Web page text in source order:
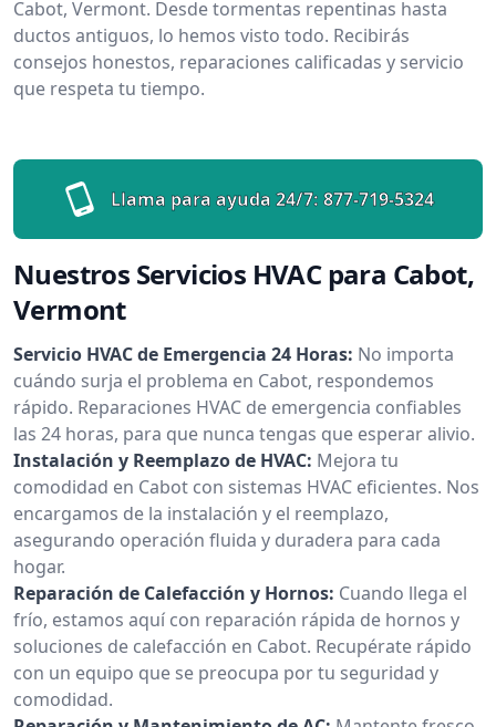
Cabot, Vermont. Desde tormentas repentinas hasta
ductos antiguos, lo hemos visto todo. Recibirás
consejos honestos, reparaciones calificadas y servicio
que respeta tu tiempo.
Llama para ayuda 24/7: 877-719-5324
Nuestros Servicios HVAC para Cabot,
Vermont
Servicio HVAC de Emergencia 24 Horas: No importa
cuándo surja el problema en Cabot, respondemos
rápido. Reparaciones HVAC de emergencia confiables
las 24 horas, para que nunca tengas que esperar alivio.
Instalación y Reemplazo de HVAC: Mejora tu
comodidad en Cabot con sistemas HVAC eficientes. Nos
encargamos de la instalación y el reemplazo,
asegurando operación fluida y duradera para cada
hogar.
Reparación de Calefacción y Hornos: Cuando llega el
frío, estamos aquí con reparación rápida de hornos y
soluciones de calefacción en Cabot. Recupérate rápido
con un equipo que se preocupa por tu seguridad y
comodidad.